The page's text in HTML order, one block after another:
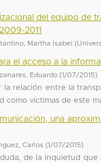
del equipo de
2011
Martha Isabel (
el acceso a la
Eduardo (1/07/2015)
relación entre la
víctimas de este
una
Carlos (1/07/2015)
de la inquietud